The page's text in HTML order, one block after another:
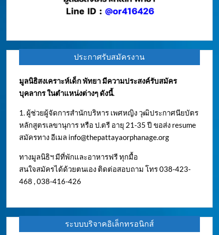
ประกาศรับสมัครงาน
มูลนิธิสงเคราะห์เด็ก พัทยา มีความประสงค์รับสมัคร
บุคลากร ในตำแหน่งต่างๆ ดังนี้.
1. ผู้ช่วยผู้จัดการสำนักบริหาร เพศหญิง วุฒิประกาศนียบัตร
หลักสูตรเลขานุการ หรือ ป.ตรี อายุ 21-35 ปี ขอส่ง resume
สมัครทาง อีเมล info@thepattayaorphanage.org
ทางมูลนิธิฯ มีที่พักและอาหารฟรี ทุกมื้อ
สนใจสมัครได้ด้วยตนเอง ติดต่อสอบถาม โทร 038-423-
468 , 038-416-426
ระบบบริจาคอิเล็กทรอนิกส์